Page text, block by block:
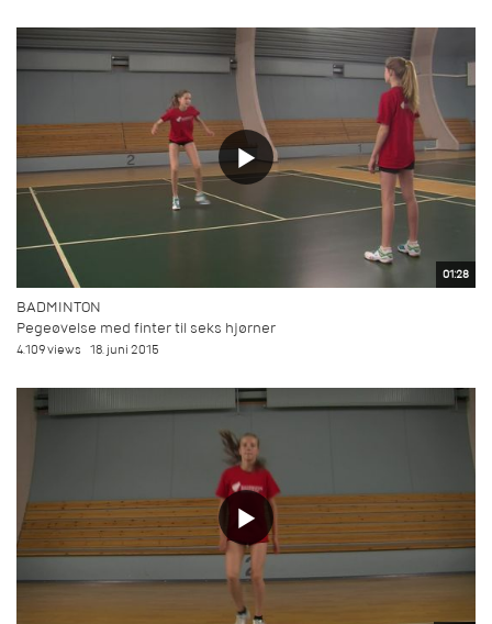
01:28
BADMINTON
Pegeøvelse med finter til seks hjørner
4.109 views 18. juni 2015